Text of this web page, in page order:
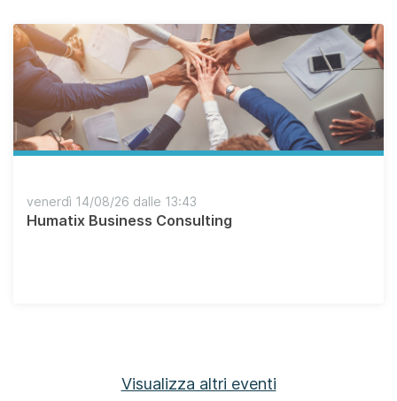
Humatix Business Consulting
venerdì 14/08/26 dalle 13:43
Visualizza altri eventi